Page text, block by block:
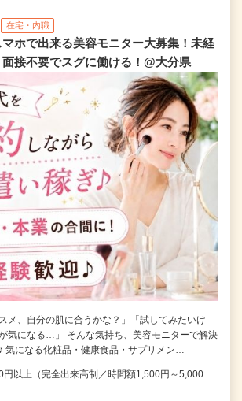
在宅・内職
ホで出来る美容モニター大募集！未経
接不要でスグに働ける！@大分県
スメ、自分の肌に合うかな？」「試してみたいけ
気になる…」 そんな気持ち、美容モニターで解決
気になる化粧品・健康食品・サプリメン…
円以上（完全出来高制／時間額1,500円～5,000